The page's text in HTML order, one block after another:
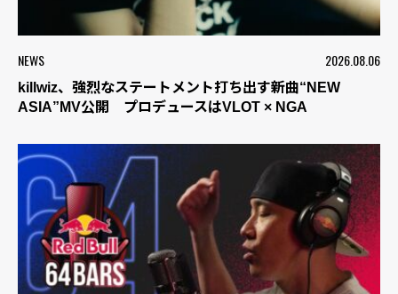
NEWS 2026.08.06
killwiz、強烈なステートメント打ち出す新曲“NEW
ASIA”MV公開 プロデュースはVLOT × NGA